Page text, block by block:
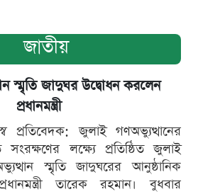
জাতীয়
স্মৃতি জাদুঘর উদ্বোধন করলেন
প্রধানমন্ত্রী
প্রতিবেদক: জুলাই গণঅভ্যুত্থানের
সংরক্ষণের লক্ষ্যে প্রতিষ্ঠিত জুলাই
স্মৃতি জাদুঘরের আনুষ্ঠানিক
তারেক রহমান। বুধবার